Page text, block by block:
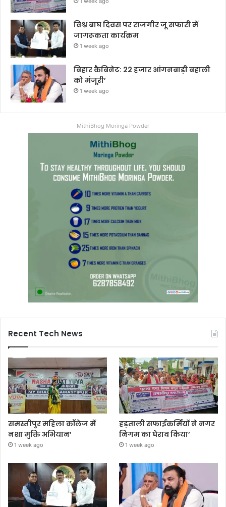
विश्व बाघ दिवस पर राजगीर जू सफारी में
जागरूकता कार्यक्रम
1 week ago
बिहार कैबिनेट: 22 हजार आंगनबाड़ी बहाली
को मंजूरी’
1 week ago
MithiBhog Moringa Powder
Recent Tech News
समस्तीपुर महिला कॉलेज में
नशा मुक्ति अभियान’
1 week ago
हड़ताली सफाईकर्मियों ने नगर
निगम का घेराव किया’
1 week ago